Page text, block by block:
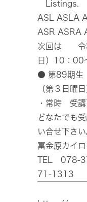
Listings.
ASL ASLA
ASR ASRA
次回は 令
日）10：00
● 第89期生
（第３日曜
・常時 受
どなたでも
い合せ下さい
冨金原カイ
TEL 078-
71-1313